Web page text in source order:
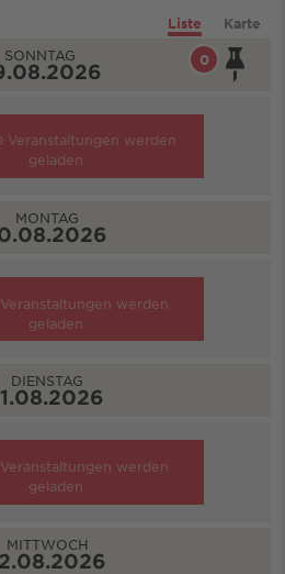
Liste Karte
0
SONNTAG
Veranstaltungen werden
geladen
MONTAG
Veranstaltungen werden
geladen
DIENSTAG
Veranstaltungen werden
geladen
MITTWOCH